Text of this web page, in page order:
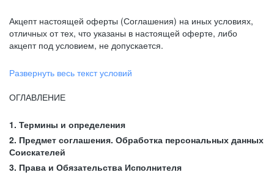
Акцепт настоящей оферты (Соглашения) на иных условиях,
отличных от тех, что указаны в настоящей оферте, либо
акцепт под условием, не допускается.
Развернуть весь текст условий
ОГЛАВЛЕНИЕ
1. Термины и определения
2. Предмет соглашения. Обработка персональных данных
Соискателей
3. Права и Обязательства Исполнителя